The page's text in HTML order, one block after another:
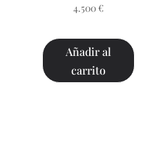
4.500 €
Añadir al
carrito